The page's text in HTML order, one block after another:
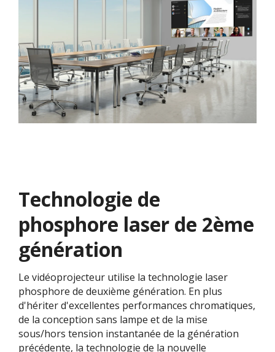
Technologie de
phosphore laser de 2ème
génération
Le vidéoprojecteur utilise la technologie laser
phosphore de deuxième génération. En plus
d'hériter d'excellentes performances chromatiques,
de la conception sans lampe et de la mise
sous/hors tension instantanée de la génération
précédente, la technologie de la nouvelle